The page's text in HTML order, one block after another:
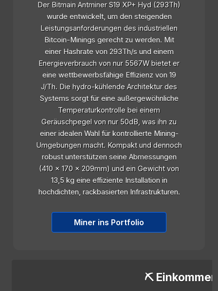
Der Bitmain Antminer S19 XP+ Hyd (293Th)
wurde entwickelt, um den steigenden
Leistungsanforderungen des industriellen
Bitcoin-Minings gerecht zu werden. Mit
einer Hashrate von 293Th/s und einem
Energieverbrauch von nur 5567W bietet er
eine wettbewerbsfähige Effizienz von 19
J/Th. Die hydro-kühlende Architektur des
Systems sorgt für eine außergewöhnliche
Temperaturkontrolle bei einem
Geräuschpegel von nur 50dB, was ihn zu
einer idealen Wahl für kontrollierte Mining-
Umgebungen macht. Kompakt und dennoch
robust unterstützen seine Abmessungen
(410 x 170 x 209mm) und ein Gewicht von
13,5 kg eine effiziente Installation in
hochdichten, rackbasierten Infrastrukturen.
Miner ins Portfolio
⛏️